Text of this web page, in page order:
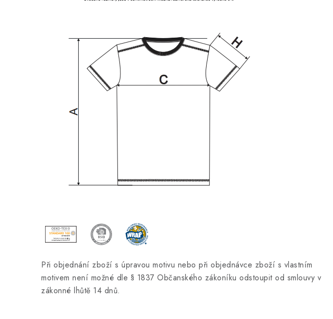
Při objednání zboží s úpravou motivu nebo při objednávce zboží s vlastním
motivem není možné dle § 1837 Občanského zákoníku odstoupit od smlouvy v
zákonné lhůtě 14 dnů.